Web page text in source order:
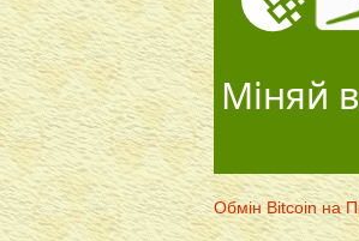
Міняй
Обмін Bitcoin на